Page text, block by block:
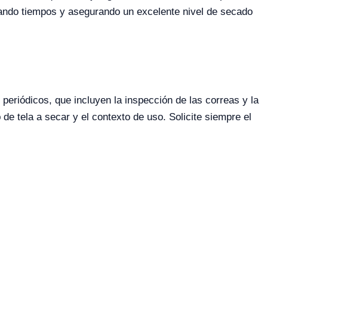
tiempos y asegurando un excelente nivel de secado
que incluyen la inspección de las correas y la
tela a secar y el contexto de uso. Solicite siempre el